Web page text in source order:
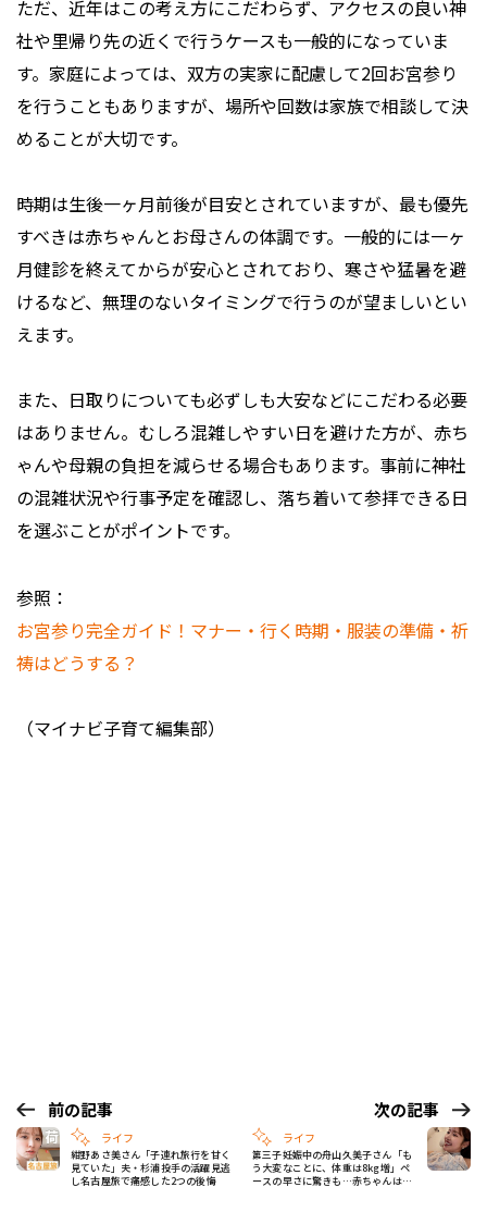
ただ、近年はこの考え方にこだわらず、アクセスの良い神
社や里帰り先の近くで行うケースも一般的になっていま
す。家庭によっては、双方の実家に配慮して2回お宮参り
を行うこともありますが、場所や回数は家族で相談して決
めることが大切です。
時期は生後一ヶ月前後が目安とされていますが、最も優先
すべきは赤ちゃんとお母さんの体調です。一般的には一ヶ
月健診を終えてからが安心とされており、寒さや猛暑を避
けるなど、無理のないタイミングで行うのが望ましいとい
えます。
また、日取りについても必ずしも大安などにこだわる必要
はありません。むしろ混雑しやすい日を避けた方が、赤ち
ゃんや母親の負担を減らせる場合もあります。事前に神社
の混雑状況や行事予定を確認し、落ち着いて参拝できる日
を選ぶことがポイントです。
参照：
お宮参り完全ガイド！マナー・行く時期・服装の準備・祈
祷はどうする？
（マイナビ子育て編集部）
前の記事
ライフ
紺野あさ美さん「子連れ旅行を甘く
見ていた」夫・杉浦投手の活躍見逃
し名古屋旅で痛感した2つの後悔
次の記事
ライフ
第三子妊娠中の舟山久美子さん「も
う大変なことに、体重は8kg増」ペ
ースの早さに驚きも…赤ちゃんは順